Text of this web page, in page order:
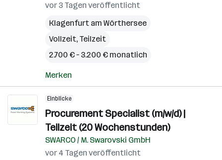
vor 3 Tagen veröffentlicht
Klagenfurt am Wörthersee
Vollzeit, Teilzeit
2.700 € – 3.200 € monatlich
Merken
Einblicke
Procurement Specialist (m/w/d) |
Teilzeit (20 Wochenstunden)
SWARCO / M. Swarovski GmbH
vor 4 Tagen veröffentlicht